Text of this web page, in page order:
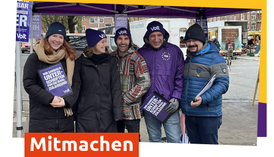
Transparenz
Datenschutz
Impressum
Mitmachen